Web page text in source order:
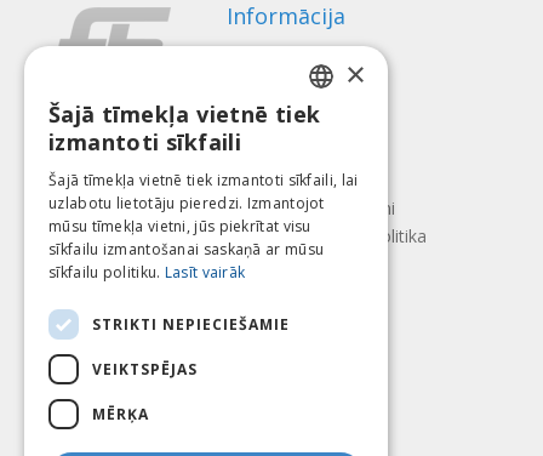
Informācija
Apmaksas veidi
Atteikuma tiesības
Par mums
Kontakti
Lietošanas noteikumi
Konfidencialitātes politika
Seko mums Atrodi mūs
Mēs pieņēmam
LATVIAN
LITHUANIAN
ESTONIAN
×
Šajā tīmekļa vietnē tiek
izmantoti sīkfaili
Šajā tīmekļa vietnē tiek izmantoti sīkfaili, lai
uzlabotu lietotāju pieredzi. Izmantojot
mūsu tīmekļa vietni, jūs piekrītat visu
sīkfailu izmantošanai saskaņā ar mūsu
sīkfailu politiku. Lasīt vairāk
STRIKTI NEPIECIEŠAMIE
VEIKTSPĒJAS
MĒRĶA